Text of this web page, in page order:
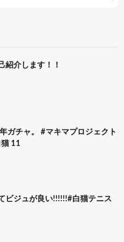
紹介します！！
ガチャ。 #マキマプロジェクト
11
ビジュが良い!!!!!!#白猫テニス